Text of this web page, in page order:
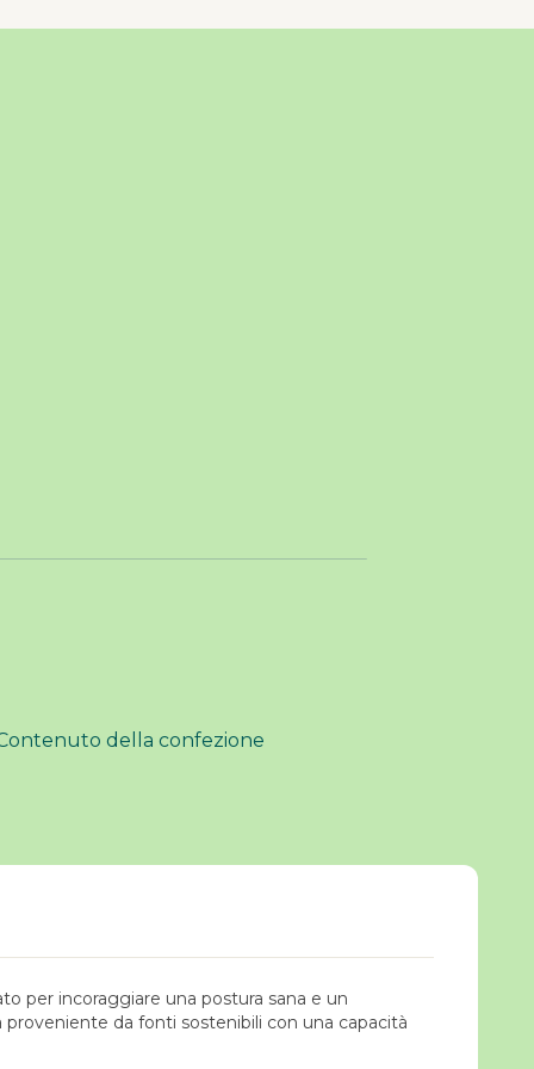
per incoraggiare una postura sana e un
da fonti sostenibili con una capacità
della confezione